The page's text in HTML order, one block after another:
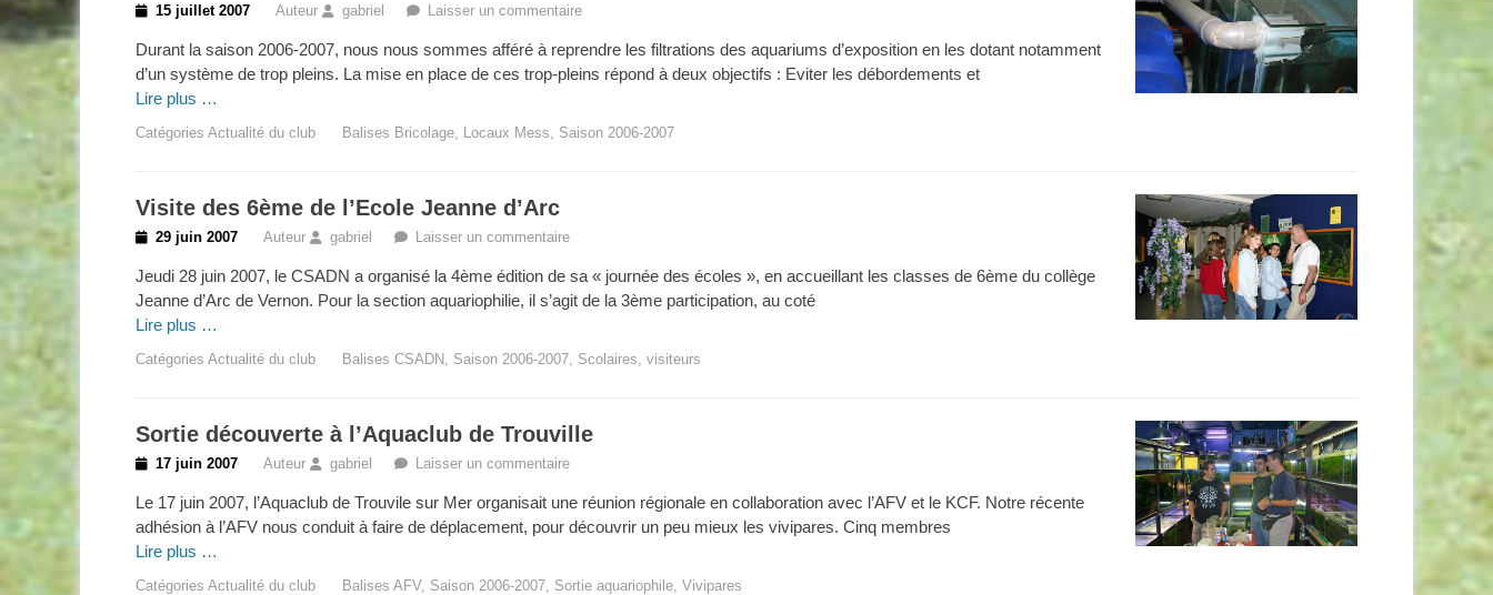
Posted15 juillet 2007 Auteur gabriel Laisser un commentaire
Durant la saison 2006-2007, nous nous sommes afféré à reprendre les filtrations des aquariums d’exposition en les dotant notamment
d’un système de trop pleins. La mise en place de ces trop-pleins répond à deux objectifs : Eviter les débordements et
Lire plus …
Catégories Actualité du club Balises Bricolage, Locaux Mess, Saison 2006-2007
Visite des 6ème de l’Ecole Jeanne d’Arc
Posted29 juin 2007 Auteur gabriel Laisser un commentaire
Jeudi 28 juin 2007, le CSADN a organisé la 4ème édition de sa « journée des écoles », en accueillant les classes de 6ème du collège
Jeanne d’Arc de Vernon. Pour la section aquariophilie, il s’agit de la 3ème participation, au coté
Lire plus …
Catégories Actualité du club Balises CSADN, Saison 2006-2007, Scolaires, visiteurs
Sortie découverte à l’Aquaclub de Trouville
Posted17 juin 2007 Auteur gabriel Laisser un commentaire
Le 17 juin 2007, l’Aquaclub de Trouvile sur Mer organisait une réunion régionale en collaboration avec l’AFV et le KCF. Notre récente
adhésion à l’AFV nous conduit à faire de déplacement, pour découvrir un peu mieux les vivipares. Cinq membres
Lire plus …
Catégories Actualité du club Balises AFV, Saison 2006-2007, Sortie aquariophile, Vivipares